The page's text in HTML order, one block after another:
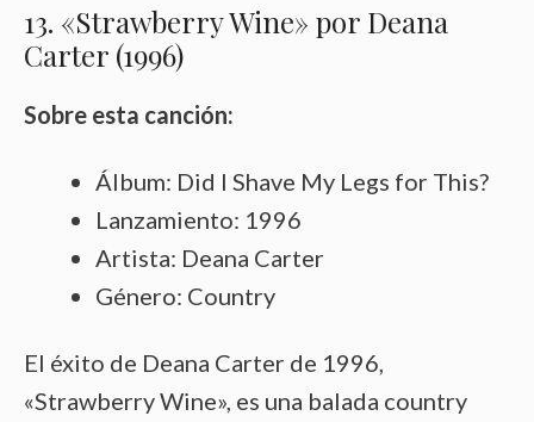
13. «Strawberry Wine» por Deana
Carter (1996)
Sobre esta canción:
Álbum: Did I Shave My Legs for This?
Lanzamiento: 1996
Artista: Deana Carter
Género: Country
El éxito de Deana Carter de 1996,
«Strawberry Wine», es una balada country